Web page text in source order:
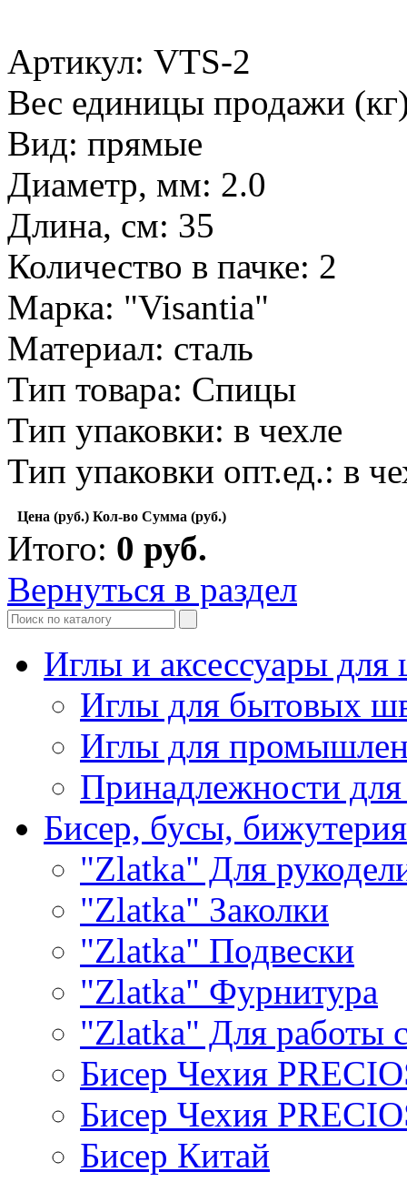
Артикул: VTS-2
Вес единицы продажи
Вид: прямые
Диаметр, мм: 2.0
Длина, см: 35
Количество в пачке: 2
Марка: "Visantia"
Материал: сталь
Тип товара: Спицы
Тип упаковки: в чехле
Тип упаковки опт.ед.: в
Цена (руб.) Кол-во Сумма (руб.)
Итого: 0 руб.
Вернуться в раздел
Иглы и аксессуары
Иглы для бытовых
Иглы для
Принадлежности
Бисер, бусы, бижутерия
"Zlatka" Для
"Zlatka" Заколки
"Zlatka" Подвески
"Zlatka" Фурнитура
"Zlatka" Для работы
Бисер Чехия
Бисер Чехия
Бисер Китай